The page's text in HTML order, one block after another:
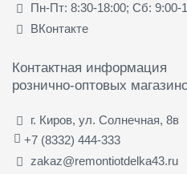
Пн-Пт: 8:30-18:00; Сб: 9:00-
ВКонтакте
Контактная информация
рознично-оптовых
г. Киров, ул. Солнечная, 8в
+7 (8332) 444-333
zakaz@remontiotdelka43.ru